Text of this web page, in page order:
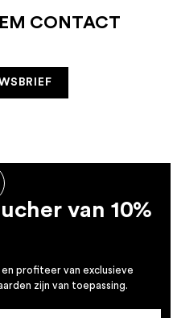
CONTACT
van 10%
profiteer van exclusieve
zijn van toepassing.